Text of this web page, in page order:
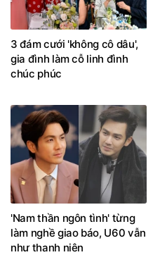
3 đám cưới 'không cô dâu',
gia đình làm cỗ linh đình
chúc phúc
'Nam thần ngôn tình' từng
làm nghề giao báo, U60 vẫn
như thanh niên